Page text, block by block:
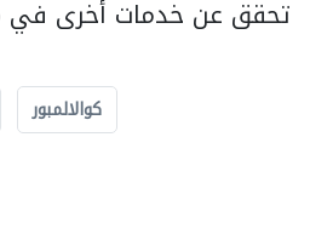
تحقق عن خدمات أخرى في
كوالالمبور